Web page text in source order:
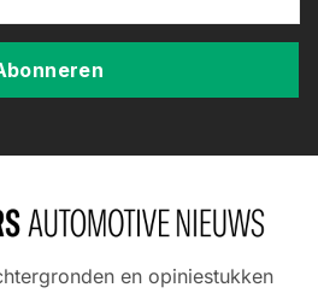
en opiniestukken